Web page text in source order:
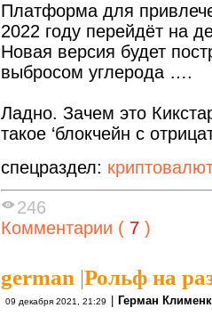
Платформа для
2022 году перейдёт на
Новая версия будет
выбросом углерода ….
Ладно. Зачем это
такое ‘блокчейн с
спецраздел:
246
Комментарии ( 7 )
german |Рольф на
09 декабря 2021, 21:29 | Герман